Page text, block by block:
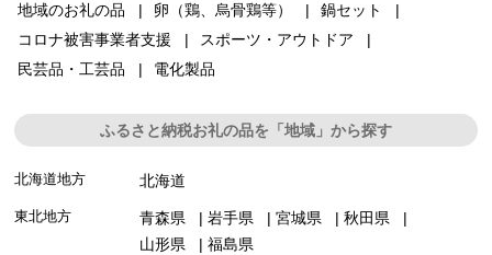
地域のお礼の品
卵（鶏、烏骨鶏等）
鍋セット
コロナ被害事業者支援
スポーツ・アウトドア
民芸品・工芸品
電化製品
ふるさと納税お礼の品を「地域」から探す
北海道地方 北海道
東北地方 青森県 岩手県 宮城県
秋田県
山形県
福島県